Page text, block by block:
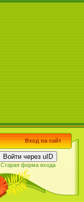
Вход на сайт
Войти через uID
Старая форма входа